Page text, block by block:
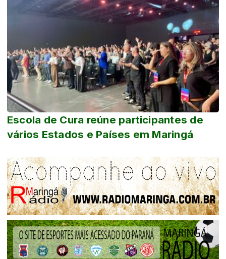
Escola de Cura reúne participantes de
vários Estados e Países em Maringá